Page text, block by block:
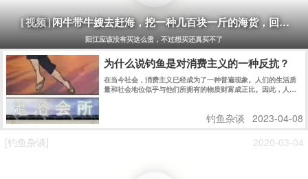
[视频]闲牛带牛嫂去赶海，挖一种几百块一斤的海货，回家煮
阳江应该没有买这么贵，不过想买还真买不了
为什么说钓鱼是对消费主义的一种反抗？
在当今社会，消费主义已经成为了一种普遍现象。人们的生活质
量和社会地位似乎与他们所拥有的物质财富成正比。因此，人们
反的生活方式，它是对消费主义的反抗。 图片 首先，钓鱼并不
就能够享受到钓鱼的乐趣。相比于其他娱乐活动，钓鱼的成本要
低得多。而且，钓鱼的过程中，人们可以感受到大自然的美丽和
钓鱼杂谈 2023-04-08
[钓鱼杂谈]
2020-03-04